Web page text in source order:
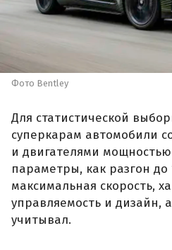
Фото Bentley
Для статистической
суперкарам автомобили
и двигателями
параметры, как разгон до
максимальная скорость,
управляемость и дизайн,
учитывал.